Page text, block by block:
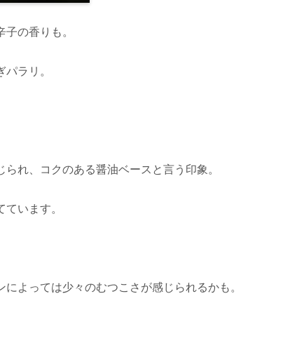
の香りも。
ラリ。
れ、コクのある醤油ベースと言う印象。
います。
よっては少々のむつこさが感じられるかも。